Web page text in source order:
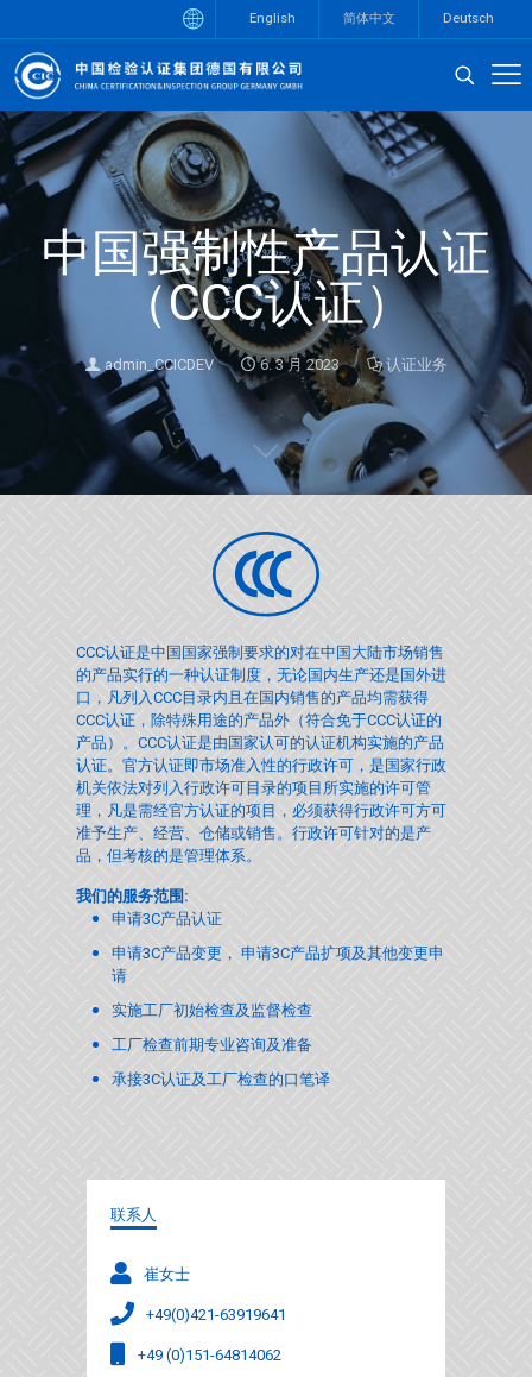
English 简体中文 Deutsch
中国强制性产品认证
（CCC认证）
admin_CCICDEV 6. 3 月 2023 认证业务
CCC认证是中国国家强制要求的对在中国大陆市场销售
的产品实行的一种认证制度，无论国内生产还是国外进
口，凡列入CCC目录内且在国内销售的产品均需获得
CCC认证，除特殊用途的产品外（符合免于CCC认证的
产品）。CCC认证是由国家认可的认证机构实施的产品
认证。官方认证即市场准入性的行政许可，是国家行政
机关依法对列入行政许可目录的项目所实施的许可管
理，凡是需经官方认证的项目，必须获得行政许可方可
准予生产、经营、仓储或销售。行政许可针对的是产
品，但考核的是管理体系。
我们的服务范围:
申请3C产品认证
申请3C产品变更， 申请3C产品扩项及其他变更申
请
实施工厂初始检查及监督检查
工厂检查前期专业咨询及准备
承接3C认证及工厂检查的口笔译
联系人
崔女士
+49(0)421-63919641
+49 (0)151-64814062